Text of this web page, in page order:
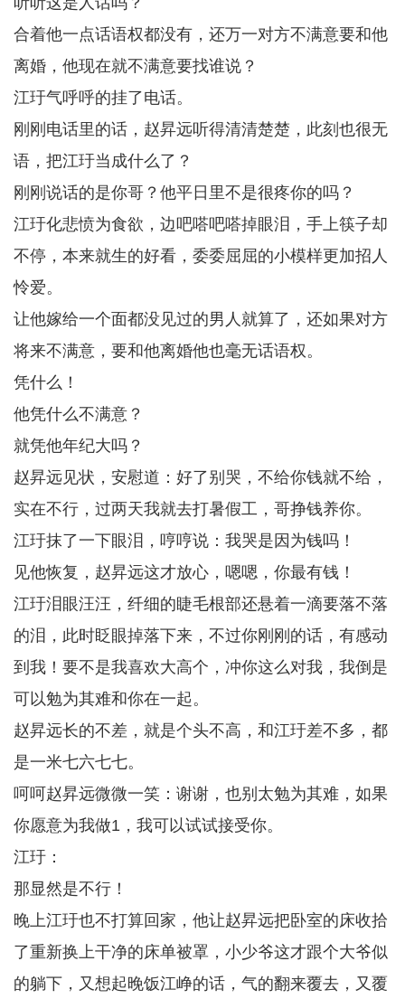
合着他一点话语权都没有，还万一对方不满意要和他
离婚，他现在就不满意要找谁说？
江玗气呼呼的挂了电话。
刚刚电话里的话，赵昇远听得清清楚楚，此刻也很无
语，把江玗当成什么了？
刚刚说话的是你哥？他平日里不是很疼你的吗？
江玗化悲愤为食欲，边吧嗒吧嗒掉眼泪，手上筷子却
不停，本来就生的好看，委委屈屈的小模样更加招人
怜爱。
让他嫁给一个面都没见过的男人就算了，还如果对方
将来不满意，要和他离婚他也毫无话语权。
凭什么！
他凭什么不满意？
就凭他年纪大吗？
赵昇远见状，安慰道：好了别哭，不给你钱就不给，
实在不行，过两天我就去打暑假工，哥挣钱养你。
江玗抹了一下眼泪，哼哼说：我哭是因为钱吗！
见他恢复，赵昇远这才放心，嗯嗯，你最有钱！
江玗泪眼汪汪，纤细的睫毛根部还悬着一滴要落不落
的泪，此时眨眼掉落下来，不过你刚刚的话，有感动
到我！要不是我喜欢大高个，冲你这么对我，我倒是
可以勉为其难和你在一起。
赵昇远长的不差，就是个头不高，和江玗差不多，都
是一米七六七七。
呵呵赵昇远微微一笑：谢谢，也别太勉为其难，如果
你愿意为我做1，我可以试试接受你。
江玗：
那显然是不行！
晚上江玗也不打算回家，他让赵昇远把卧室的床收拾
了重新换上干净的床单被罩，小少爷这才跟个大爷似
的躺下，又想起晚饭江峥的话，气的翻来覆去，又覆